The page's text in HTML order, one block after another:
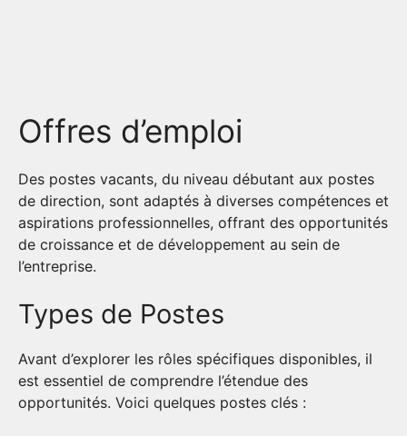
Offres d’emploi
Des postes vacants, du niveau débutant aux postes
de direction, sont adaptés à diverses compétences et
aspirations professionnelles, offrant des opportunités
de croissance et de développement au sein de
l’entreprise.
Types de Postes
Avant d’explorer les rôles spécifiques disponibles, il
est essentiel de comprendre l’étendue des
opportunités. Voici quelques postes clés :